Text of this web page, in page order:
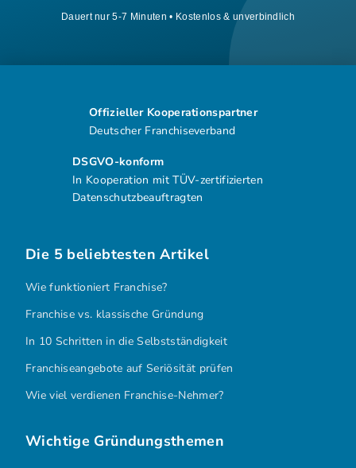
Dauert nur 5-7 Minuten • Kostenlos & unverbindlich
DSGVO-konform
In Kooperation mit TÜV-zertifizierten
Datenschutzbeauftragten
Offizieller Kooperationspartner
Deutscher Franchiseverband
Die 5 beliebtesten Artikel
Wie funktioniert Franchise?
Franchise vs. klassische Gründung
In 10 Schritten in die Selbstständigkeit
Franchiseangebote auf Seriösität prüfen
Wie viel verdienen Franchise-Nehmer?
Wichtige Gründungsthemen